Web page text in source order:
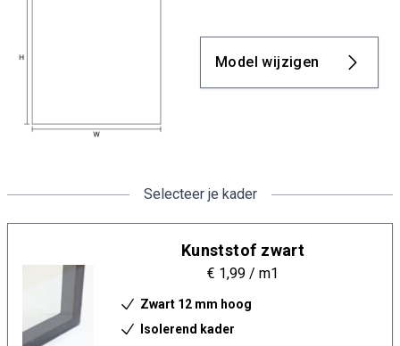
Model wijzigen
Selecteer je kader
Kunststof zwart
€ 1,99 / m1
Zwart 12 mm hoog
Isolerend kader